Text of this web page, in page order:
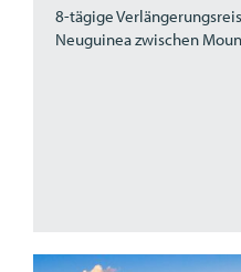
8-tägige
Neuguinea zwischen